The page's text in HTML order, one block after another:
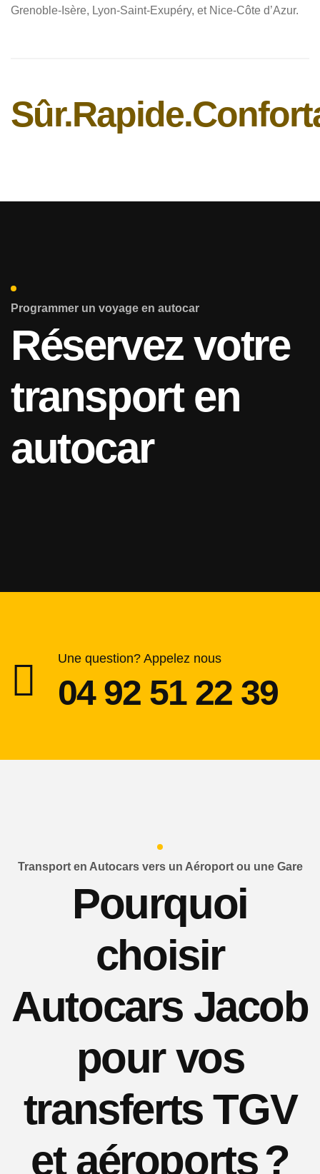
Grenoble-Isère, Lyon-Saint-Exupéry, et Nice-Côte d’Azur.
Sûr.Rapide.
Programmer un voyage en autocar
Réservez votre
transport en
autocar
Une question? Appelez nous
04 92 51 22 39
Transport en Autocars vers un Aéroport ou une Gare
Pourquoi
choisir
Autocars Jacob
pour vos
transferts TGV
et aéroports ?